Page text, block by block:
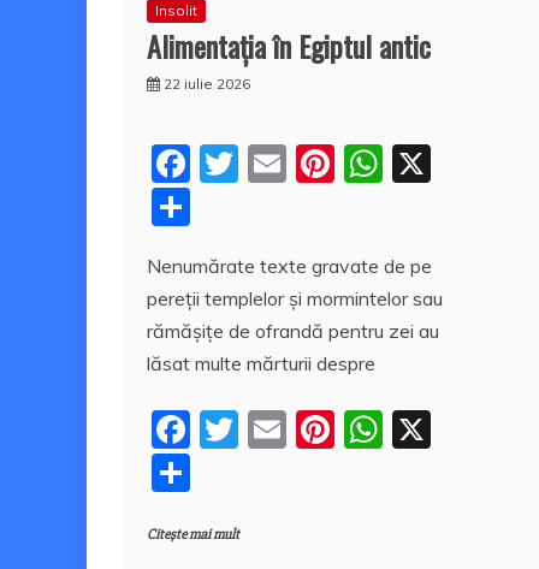
Insolit
Alimentația în Egiptul antic
22 iulie 2026
F
e
b
o
k
T
er
E
l
Pi
e
st
W
s
A
a
rt
aj
e
a
z
Nenumărate texte gravate de pe
pereții templelor și mormintelor sau
rămășițe de ofrandă pentru zei au
lăsat multe mărturii despre
F
e
T
er
E
Pi W
rt
Citește mai mult